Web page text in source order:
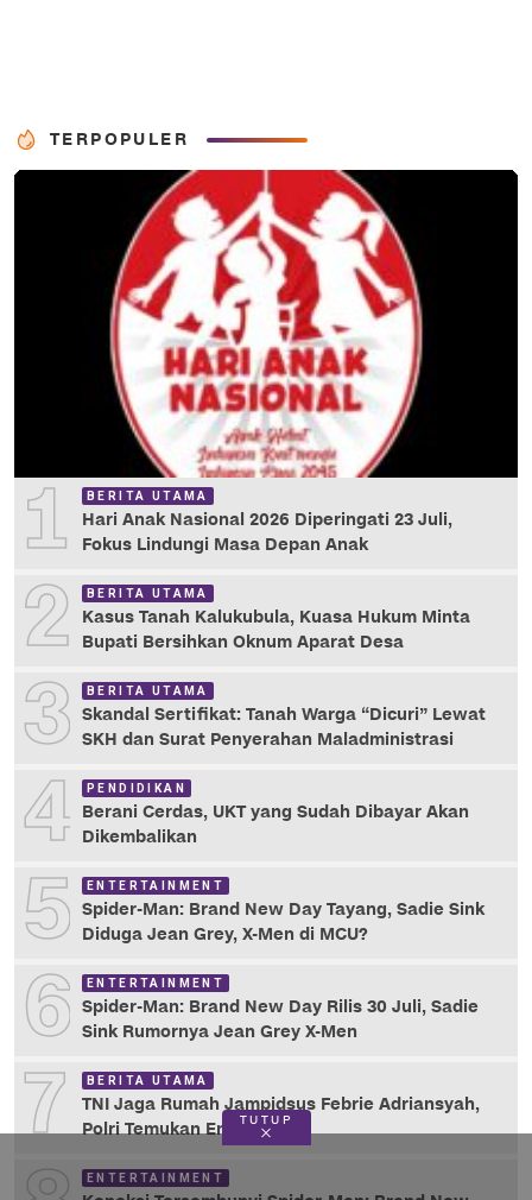
TERPOPULER
1 BERITA UTAMA
Hari Anak Nasional 2026 Diperingati 23 Juli,
Fokus Lindungi Masa Depan Anak
2 BERITA UTAMA
Kasus Tanah Kalukubula, Kuasa Hukum Minta
Bupati Bersihkan Oknum Aparat Desa
3 BERITA UTAMA
Skandal Sertifikat: Tanah Warga “Dicuri” Lewat
SKH dan Surat Penyerahan Maladministrasi
4 PENDIDIKAN
Berani Cerdas, UKT yang Sudah Dibayar Akan
Dikembalikan
5 ENTERTAINMENT
Spider-Man: Brand New Day Tayang, Sadie Sink
Diduga Jean Grey, X-Men di MCU?
6 ENTERTAINMENT
Spider-Man: Brand New Day Rilis 30 Juli, Sadie
Sink Rumornya Jean Grey X-Men
7 BERITA UTAMA
TNI Jaga Rumah Jampidsus Febrie Adriansyah,
Polri Temukan Emas 74 Kg
ENTERTAINMENT
TUTUP